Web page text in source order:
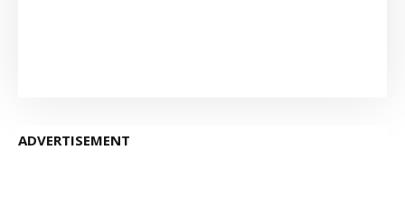
ADVERTISEMENT